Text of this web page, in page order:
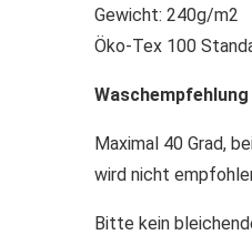
Gewicht: 240g/m2
Öko-Tex 100
Waschempfehlung
Maximal 40 Grad,
wird nicht
Bitte kein